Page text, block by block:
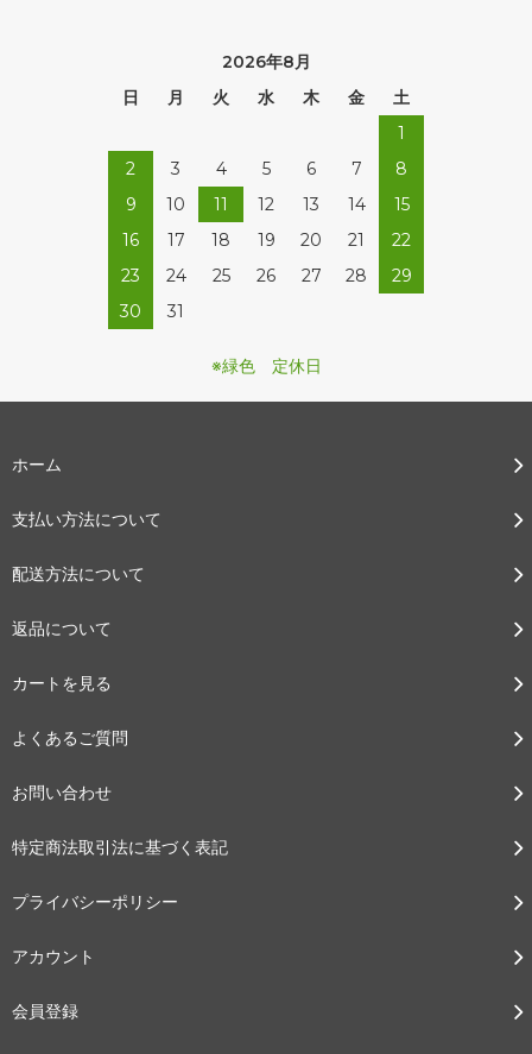
2026年8月
日
月 火 水 木 金
土
1
2
3 4 5 6 7
8
9
10 11 12 13 14
15
16
17 18 19 20 21
22
23
24 25 26 27 28
29
30
31
※緑色 定休日
ホーム
支払い方法について
配送方法について
返品について
カートを見る
よくあるご質問
お問い合わせ
特定商法取引法に基づく表記
プライバシーポリシー
アカウント
会員登録